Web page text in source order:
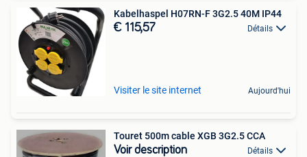
Kabelhaspel H07RN-F 3G2.5 40M IP44
€ 115,57 Détails
Visiter le site internet Aujourd'hui
Touret 500m cable XGB 3G2.5 CCA
Voir description Détails